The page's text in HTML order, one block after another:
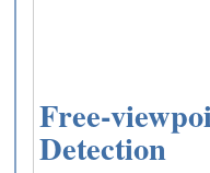
Free-
Detection